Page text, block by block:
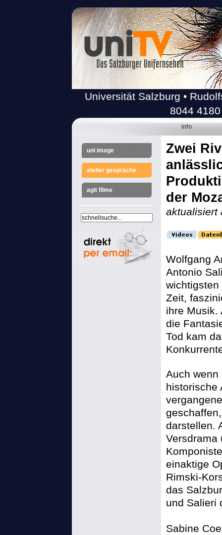
Universität Salzburg •
8044
info
uni image
atelier gespräche
agit filme
Zwei
der
aktualisiert
Wolfgang
Antonio
Zeit,
ihre Musik.
die
Tod kam
Auch wenn
historische
darstellen.
Versdrama
einaktige
Rimski-
das
und Salieri
Sabine